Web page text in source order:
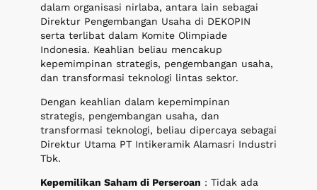
dalam organisasi nirlaba, antara lain sebagai
Direktur Pengembangan Usaha di DEKOPIN
serta terlibat dalam Komite Olimpiade
Indonesia. Keahlian beliau mencakup
kepemimpinan strategis, pengembangan usaha,
dan transformasi teknologi lintas sektor.
Dengan keahlian dalam kepemimpinan
strategis, pengembangan usaha, dan
transformasi teknologi, beliau dipercaya sebagai
Direktur Utama PT Intikeramik Alamasri Industri
Tbk.
Kepemilikan Saham di Perseroan : Tidak ada